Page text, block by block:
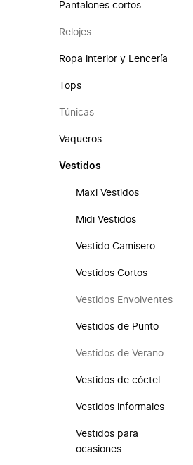
Pantalones cortos
Relojes
Ropa interior y Lencería
Tops
Túnicas
Vaqueros
Vestidos
Maxi Vestidos
Midi Vestidos
Vestido Camisero
Vestidos Cortos
Vestidos Envolventes
Vestidos de Punto
Vestidos de Verano
Vestidos de cóctel
Vestidos informales
Vestidos para
ocasiones